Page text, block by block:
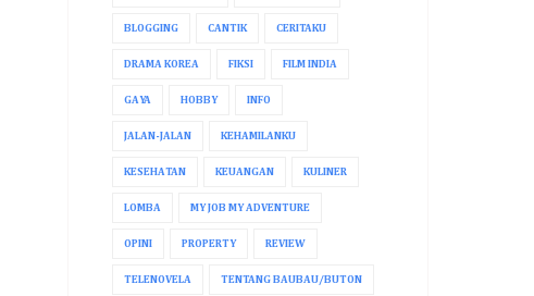
BLOGGING CANTIK CERITAKU
DRAMA KOREA FIKSI FILM INDIA
GAYA HOBBY INFO
JALAN-JALAN KEHAMILANKU
KESEHATAN KEUANGAN KULINER
LOMBA MY JOB MY ADVENTURE
OPINI PROPERTY REVIEW
TELENOVELA TENTANG BAUBAU/BUTON